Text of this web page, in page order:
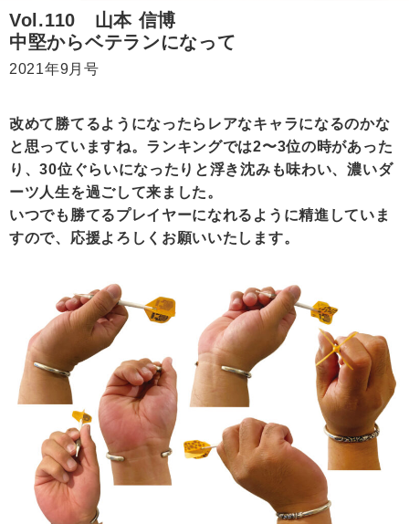
Vol.110 山本 信博
中堅からベテランになって
2021年9月号
改めて勝てるようになったらレアなキャラになるのかな
と思っていますね。ランキングでは2〜3位の時があった
り、30位ぐらいになったりと浮き沈みも味わい、濃いダ
ーツ人生を過ごして来ました。
いつでも勝てるプレイヤーになれるように精進していま
すので、応援よろしくお願いいたします。